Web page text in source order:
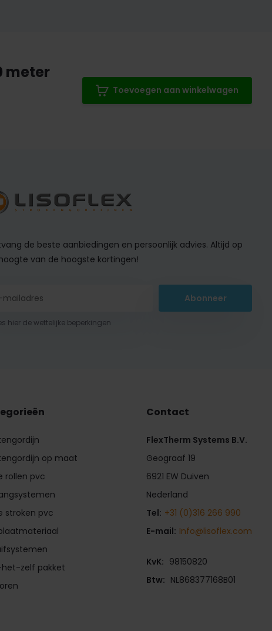
meter
Toevoegen aan winkelwagen
de beste aanbiedingen en persoonlijk advies. Altijd op
van de hoogste kortingen!
Abonneer
hier de wettelijke beperkingen
op maat
rollen pvc
stroken pvc
zelf pakket
Contact
FlexTherm Systems B.V.
Geograaf 19
6921 EW Duiven
Nederland
Tel: +31 (0)316 266 990
E-mail: Info@lisoflex.com
KvK: 98150820
Btw: NL868377168B01